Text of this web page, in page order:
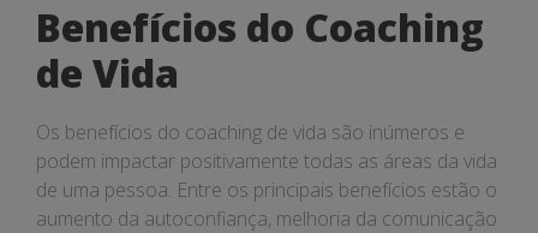
Benefícios do Coaching
de Vida
Os benefícios do coaching de vida são inúmeros e
podem impactar positivamente todas as áreas da vida
de uma pessoa. Entre os principais benefícios estão o
aumento da autoconfiança, melhoria da comunicação